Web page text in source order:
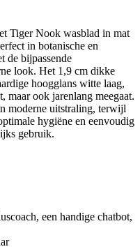
Tiger Nook wasblad in mat
in botanische en
de bijpassende
look. Het 1,9 cm dikke
hoogglans witte laag,
maar ook jarenlang meegaat.
moderne uitstraling, terwijl
hygiëne en eenvoudig
gebruik.
een handige chatbot,